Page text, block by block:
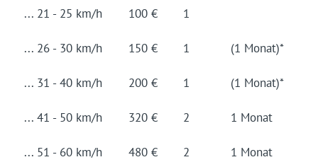
... 21 - 25 km/h 100 € 1
... 26 - 30 km/h 150 € 1 (1 Monat)*
... 31 - 40 km/h 200 € 1 (1 Monat)*
... 41 - 50 km/h 320 € 2 1 Monat
... 51 - 60 km/h 480 € 2 1 Monat